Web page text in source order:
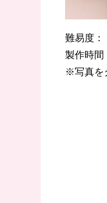
難易
製作時
※写真を